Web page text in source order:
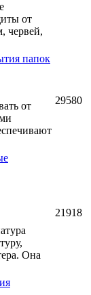
от
червей,
папок
от
29580
Она
21918